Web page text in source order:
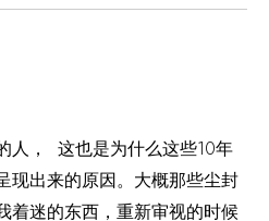
人， 这也是为什么这些10年
现出来的原因。大概那些尘封
着迷的东西，重新审视的时候